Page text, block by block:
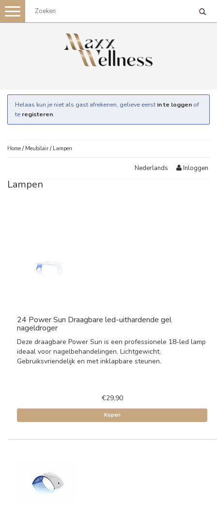
Toggle
navigation
Helaas kun je niet als gast afrekenen, gelieve eerst in te loggen of
te registeren.
Home / Meubilair / Lampen
Nederlands Inloggen
Lampen
24 Power Sun Draagbare led-uithardende gel
nageldroger
Deze draagbare Power Sun is een professionele 18-led lamp
ideaal voor nagelbehandelingen. Lichtgewicht.
Gebruiksvriendelijk en met inklapbare steunen.
€29,90
Kopen